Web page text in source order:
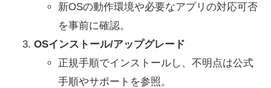
新OSの動作環境や必要なアプリの対応可否
を事前に確認。
OSインストール/アップグレード
正規手順でインストールし、不明点は公式
手順やサポートを参照。